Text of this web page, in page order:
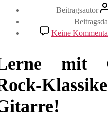
Beitragsautor
Keine
mit